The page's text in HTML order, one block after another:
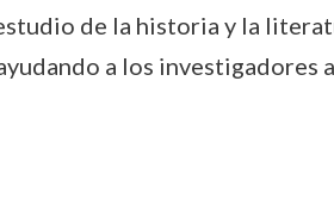
de la historia y la
a los investigadores